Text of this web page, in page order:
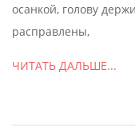
осанкой, голову
расправлены,
ЧИТАТЬ ДАЛЬШЕ...